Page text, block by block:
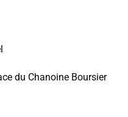
du Chanoine Boursier